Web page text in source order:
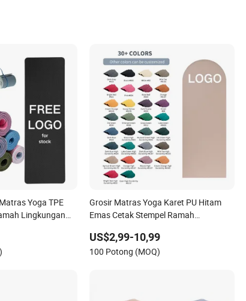
Yoga TPE
Lingkungan
Grosir Matras Yoga Karet PU Hitam
Emas Cetak Stempel Ramah
Penjajaran
US$2,99-10,99
100 Potong (MOQ)